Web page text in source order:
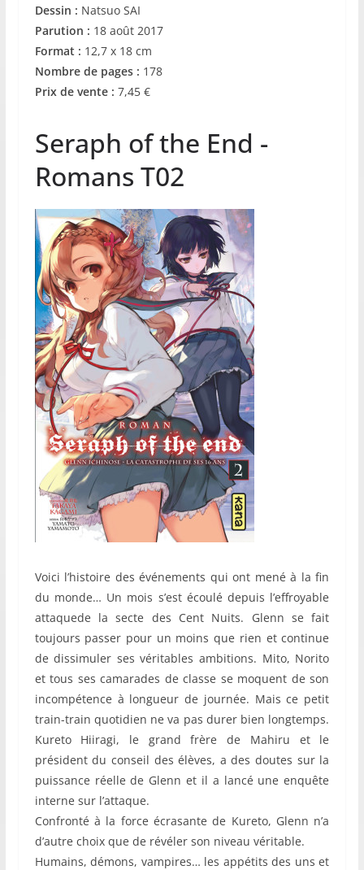
Dessin : Natsuo SAI
Parution : 18 août 2017
Format : 12,7 x 18 cm
Nombre de pages : 178
Prix de vente : 7,45 €
Seraph of the End -
Romans T02
Voici l’histoire des événements qui ont mené à la fin
du monde… Un mois s’est écoulé depuis l’effroyable
attaquede la secte des Cent Nuits. Glenn se fait
toujours passer pour un moins que rien et continue
de dissimuler ses véritables ambitions. Mito, Norito
et tous ses camarades de classe se moquent de son
incompétence à longueur de journée. Mais ce petit
train-train quotidien ne va pas durer bien longtemps.
Kureto Hiiragi, le grand frère de Mahiru et le
président du conseil des élèves, a des doutes sur la
puissance réelle de Glenn et il a lancé une enquête
interne sur l’attaque.
Confronté à la force écrasante de Kureto, Glenn n’a
d’autre choix que de révéler son niveau véritable.
Humains, démons, vampires… les appétits des uns et